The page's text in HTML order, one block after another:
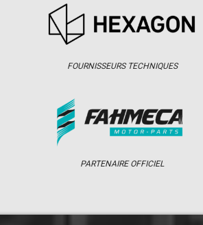
FOURNISSEURS TECHNIQUES
PARTENAIRE OFFICIEL